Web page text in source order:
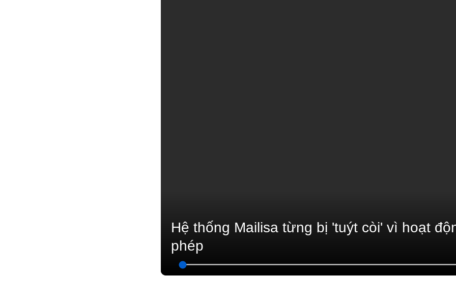
Hệ thống Mailisa từng bị 'tuýt còi' vì hoạt
phép